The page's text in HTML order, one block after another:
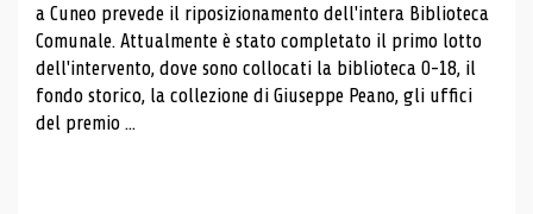
a Cuneo prevede il riposizionamento dell'intera Biblioteca
Comunale. Attualmente è stato completato il primo lotto
dell'intervento, dove sono collocati la biblioteca 0-18, il
fondo storico, la collezione di Giuseppe Peano, gli uffici
del premio ...